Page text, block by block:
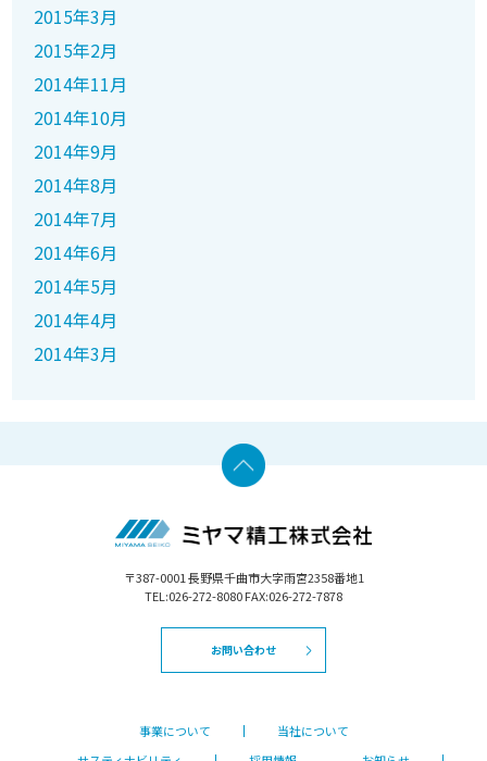
2015年3月
2015年2月
2014年11月
2014年10月
2014年9月
2014年8月
2014年7月
2014年6月
2014年5月
2014年4月
2014年3月
〒387-0001 長野県千曲市大字雨宮2358番地1
TEL:026-272-8080 FAX:026-272-7878
お問い合わせ
事業について
当社について